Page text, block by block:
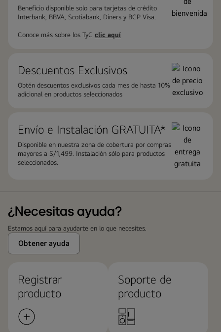
Beneficio disponible solo para tarjetas de crédito
Interbank, BBVA, Scotiabank, Diners y BCP Visa.
Conoce más sobre los TyC clic aquí
Descuentos Exclusivos
Obtén descuentos exclusivos cada mes de hasta 10%
adicional en productos seleccionados
Envío e Instalación ​GRATUITA*
Disponible en nuestra zona de cobertura por compras
mayores a S/1,499. Instalación sólo para productos
seleccionados.
¿Necesitas ayuda?
Estamos aquí para ayudarte en lo que necesites.
Obtener ayuda
Registrar
producto
Soporte de
producto